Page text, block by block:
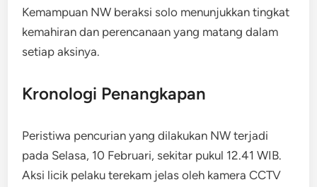
Kemampuan NW beraksi solo menunjukkan tingkat
kemahiran dan perencanaan yang matang dalam
setiap aksinya.
Kronologi Penangkapan
Peristiwa pencurian yang dilakukan NW terjadi
pada Selasa, 10 Februari, sekitar pukul 12.41 WIB.
Aksi licik pelaku terekam jelas oleh kamera CCTV